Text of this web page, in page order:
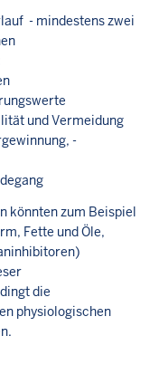
- mindestens zwei
und Vermeidung
-
könnten zum Beispiel
Fette und Öle,
die
physiologischen